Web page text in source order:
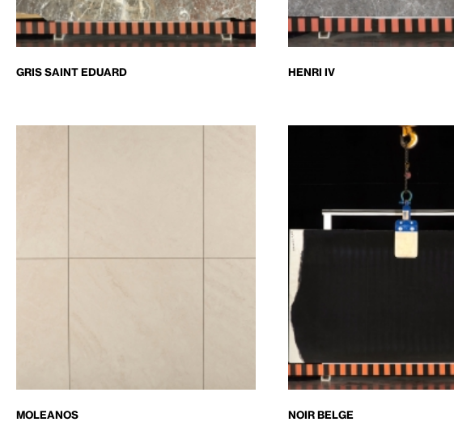
GRIS SAINT EDUARD HENRI IV
MOLEANOS NOIR BELGE